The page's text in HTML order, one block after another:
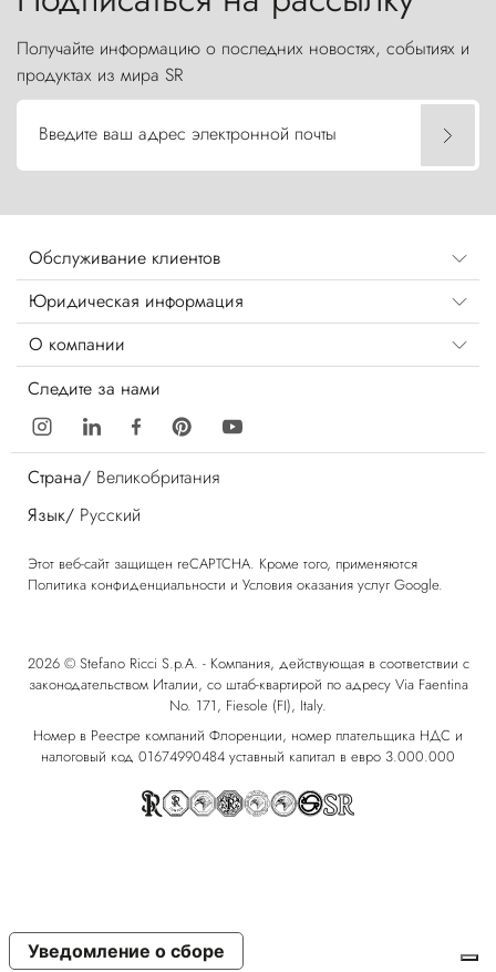
Получайте информацию о последних новостях, событиях и
продуктах из мира SR
Введите ваш адрес электронной почты
Обслуживание клиентов
Юридическая информация
О компании
Следите за нами
Страна/ Великобритания
Язык/ Русский
Этот веб-сайт защищен reCAPTCHA. Кроме того, применяются
Политика конфиденциальности и Условия оказания услуг Google.
2026 © Stefano Ricci S.p.A. - Компания, действующая в соответствии с
законодательством Италии, со штаб-квартирой по адресу Via Faentina
No. 171, Fiesole (FI), Italy.
Номер в Реестре компаний Флоренции, номер плательщика НДС и
налоговый код 01674990484 уставный капитал в евро 3.000.000
Уведомление о сборе